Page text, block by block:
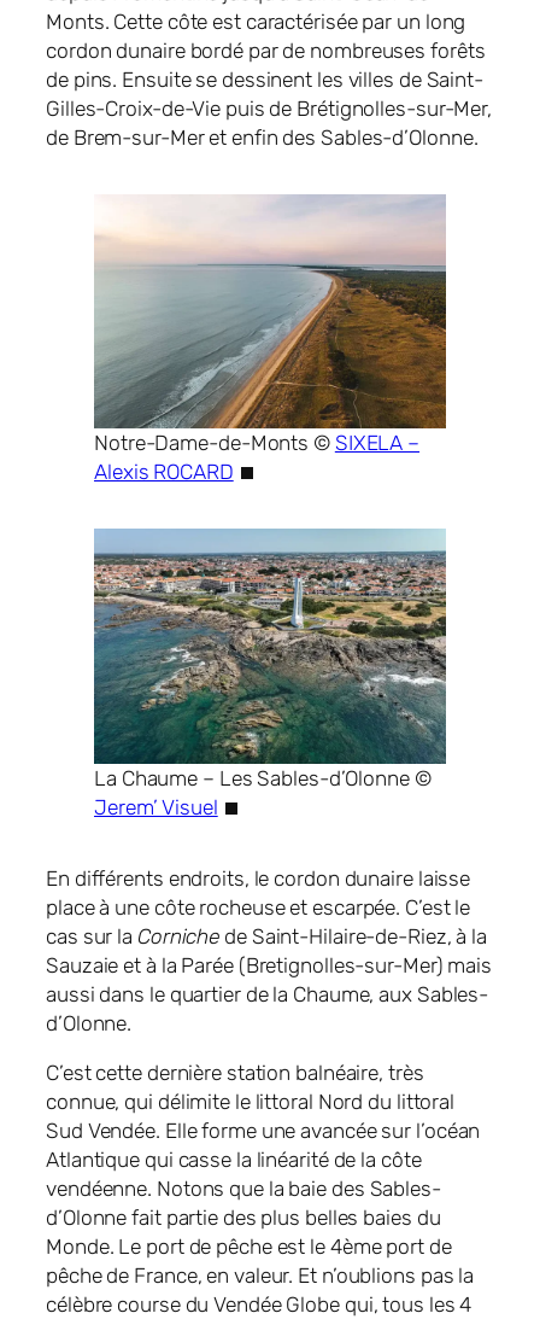
Monts. Cette côte est caractérisée par un long
cordon dunaire bordé par de nombreuses forêts
de pins. Ensuite se dessinent les villes de Saint-
Gilles-Croix-de-Vie puis de Brétignolles-sur-Mer,
de Brem-sur-Mer et enfin des Sables-d’Olonne.
Notre-Dame-de-Monts © SIXELA –
Alexis ROCARD
La Chaume – Les Sables-d’Olonne ©
Jerem’ Visuel
En différents endroits, le cordon dunaire laisse
place à une côte rocheuse et escarpée. C’est le
cas sur la Corniche de Saint-Hilaire-de-Riez, à la
Sauzaie et à la Parée (Bretignolles-sur-Mer) mais
aussi dans le quartier de la Chaume, aux Sables-
d’Olonne.
C’est cette dernière station balnéaire, très
connue, qui délimite le littoral Nord du littoral
Sud Vendée. Elle forme une avancée sur l’océan
Atlantique qui casse la linéarité de la côte
vendéenne. Notons que la baie des Sables-
d’Olonne fait partie des plus belles baies du
Monde. Le port de pêche est le 4ème port de
pêche de France, en valeur. Et n’oublions pas la
célèbre course du Vendée Globe qui, tous les 4